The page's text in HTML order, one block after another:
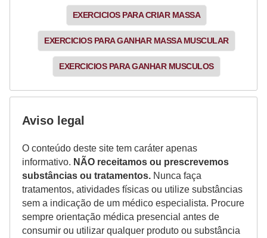
EXERCICIOS PARA CRIAR MASSA
EXERCICIOS PARA GANHAR MASSA MUSCULAR
EXERCICIOS PARA GANHAR MUSCULOS
Aviso legal
O conteúdo deste site tem caráter apenas
informativo. NÃO receitamos ou prescrevemos
substâncias ou tratamentos. Nunca faça
tratamentos, atividades físicas ou utilize substâncias
sem a indicação de um médico especialista. Procure
sempre orientação médica presencial antes de
consumir ou utilizar qualquer produto ou substância